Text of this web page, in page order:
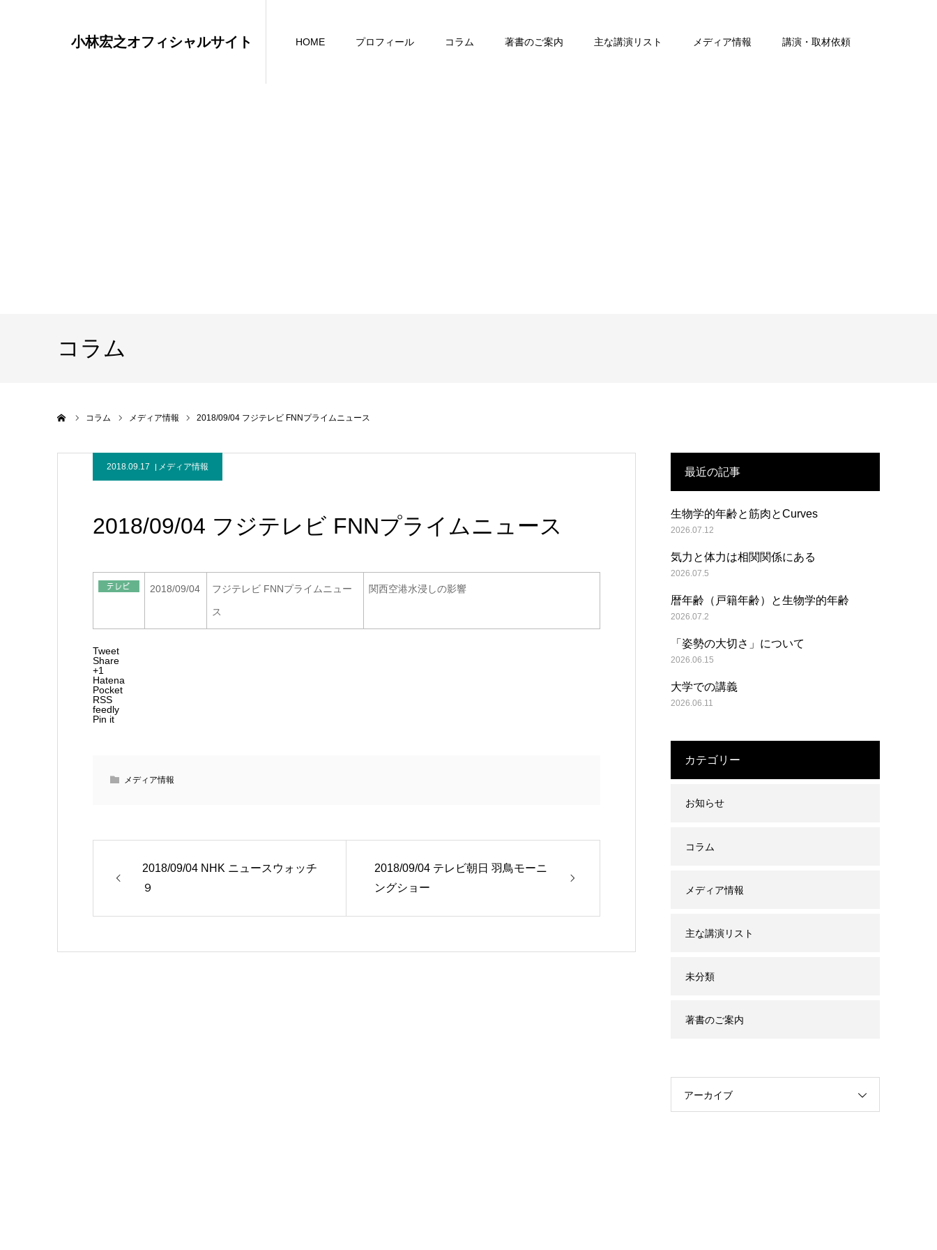
小林宏之オフィシャルサイト HOME プロフィール コラム 著書のご案内 主な講演リスト メディア情報 講演・取材依頼
コラム
コラム メディア情報 2018/09/04 フジテレビ FNNプライムニュース
2018.09.17 メディア情報
2018/09/04 フジテレビ FNNプライムニュース
2018/09/04 フジテレビ FNNプライムニュー
ス
関西空港水浸しの影響
Tweet
Share
+1
Hatena
Pocket
RSS
feedly
Pin it
メディア情報
2018/09/04 NHK ニュースウォッチ
９
2018/09/04 テレビ朝日 羽鳥モーニ
ングショー
最近の記事
生物学的年齢と筋肉とCurves
2026.07.12
気力と体力は相関関係にある
2026.07.5
暦年齢（戸籍年齢）と生物学的年齢
2026.07.2
「姿勢の大切さ」について
2026.06.15
大学での講義
2026.06.11
カテゴリー
お知らせ
コラム
メディア情報
主な講演リスト
未分類
著書のご案内
アーカイブ